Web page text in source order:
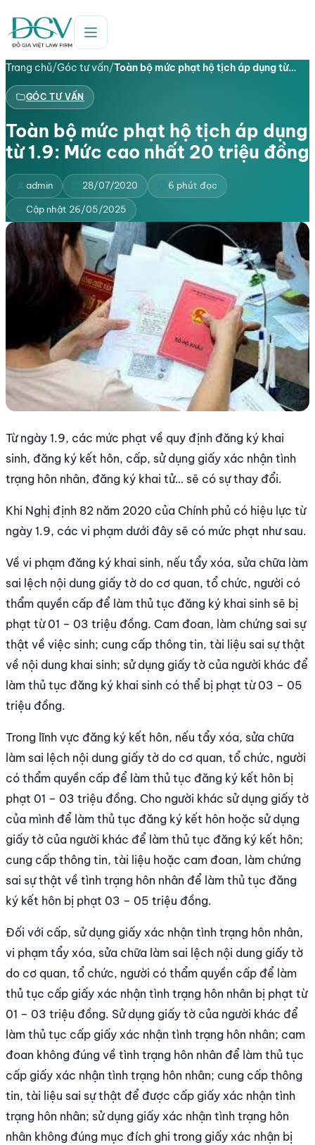
Trang chủ/Góc tư vấn/Toàn bộ mức phạt hộ tịch áp dụng từ…
GÓC TƯ VẤN
Toàn bộ mức phạt hộ tịch áp dụng
từ 1.9: Mức cao nhất 20 triệu đồng
admin 28/07/2020 6 phút đọc
Cập nhật 26/05/2025
Từ ngày 1.9, các mức phạt về quy định đăng ký khai
sinh, đăng ký kết hôn, cấp, sử dụng giấy xác nhận tình
trạng hôn nhân, đăng ký khai tử… sẽ có sự thay đổi.
Khi Nghị định 82 năm 2020 của Chính phủ có hiệu lực từ
ngày 1.9, các vi phạm dưới đây sẽ có mức phạt như sau.
Về vi phạm đăng ký khai sinh, nếu tẩy xóa, sửa chữa làm
sai lệch nội dung giấy tờ do cơ quan, tổ chức, người có
thẩm quyền cấp để làm thủ tục đăng ký khai sinh sẽ bị
phạt từ 01 – 03 triệu đồng. Cam đoan, làm chứng sai sự
thật về việc sinh; cung cấp thông tin, tài liệu sai sự thật
về nội dung khai sinh; sử dụng giấy tờ của người khác để
làm thủ tục đăng ký khai sinh có thể bị phạt từ 03 – 05
triệu đồng.
Trong lĩnh vực đăng ký kết hôn, nếu tẩy xóa, sửa chữa
làm sai lệch nội dung giấy tờ do cơ quan, tổ chức, người
có thẩm quyền cấp để làm thủ tục đăng ký kết hôn bị
phạt 01 – 03 triệu đồng. Cho người khác sử dụng giấy tờ
của mình để làm thủ tục đăng ký kết hôn hoặc sử dụng
giấy tờ của người khác để làm thủ tục đăng ký kết hôn;
cung cấp thông tin, tài liệu hoặc cam đoan, làm chứng
sai sự thật về tình trạng hôn nhân để làm thủ tục đăng
ký kết hôn bị phạt 03 – 05 triệu đồng.
Đối với cấp, sử dụng giấy xác nhận tình trạng hôn nhân,
vi phạm tẩy xóa, sửa chữa làm sai lệch nội dung giấy tờ
do cơ quan, tổ chức, người có thẩm quyền cấp để làm
thủ tục cấp giấy xác nhận tình trạng hôn nhân bị phạt từ
01 – 03 triệu đồng. Sử dụng giấy tờ của người khác để
làm thủ tục cấp giấy xác nhận tình trạng hôn nhân; cam
đoan không đúng về tình trạng hôn nhân để làm thủ tục
cấp giấy xác nhận tình trạng hôn nhân; cung cấp thông
tin, tài liệu sai sự thật để được cấp giấy xác nhận tình
trạng hôn nhân; sử dụng giấy xác nhận tình trạng hôn
nhân không đúng mục đích ghi trong giấy xác nhận bị